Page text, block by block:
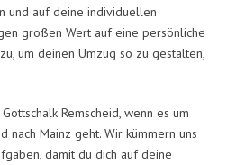
und auf deine individuellen
großen Wert auf eine persönliche
um deinen Umzug so zu gestalten,
Remscheid, wenn es um
nach Mainz geht. Wir kümmern uns
damit du dich auf deine